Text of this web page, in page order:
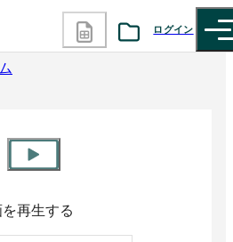
ログイン
再生する